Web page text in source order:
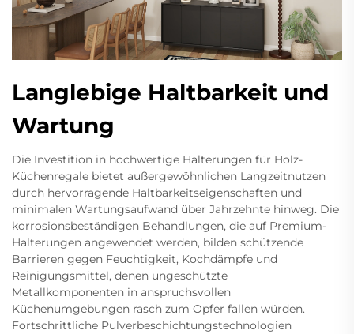
Langlebige Haltbarkeit und
Wartung
Die Investition in hochwertige Halterungen für Holz-
Küchenregale bietet außergewöhnlichen Langzeitnutzen
durch hervorragende Haltbarkeitseigenschaften und
minimalen Wartungsaufwand über Jahrzehnte hinweg. Die
korrosionsbeständigen Behandlungen, die auf Premium-
Halterungen angewendet werden, bilden schützende
Barrieren gegen Feuchtigkeit, Kochdämpfe und
Reinigungsmittel, denen ungeschützte
Metallkomponenten in anspruchsvollen
Küchenumgebungen rasch zum Opfer fallen würden.
Fortschrittliche Pulverbeschichtungstechnologien